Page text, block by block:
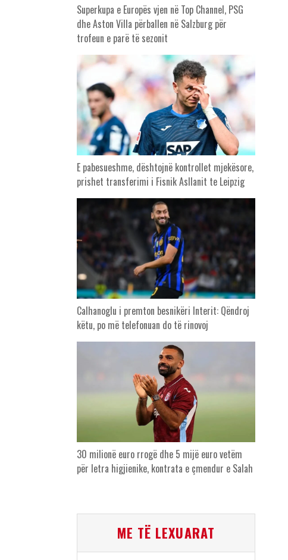
Superkupa e Europës vjen në Top Channel, PSG
dhe Aston Villa përballen në Salzburg për
trofeun e parë të sezonit
E pabesueshme, dështojnë kontrollet mjekësore,
prishet transferimi i Fisnik Asllanit te Leipzig
Calhanoglu i premton besnikëri Interit: Qëndroj
këtu, po më telefonuan do të rinovoj
30 milionë euro rrogë dhe 5 mijë euro vetëm
për letra higjienike, kontrata e çmendur e Salah
ME TË LEXUARAT